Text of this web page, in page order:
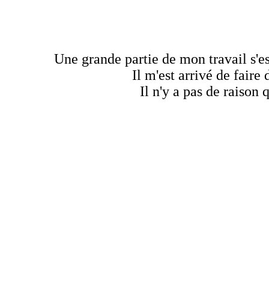
Une grande partie de mon travail
Il m'est arrivé de faire
Il n'y a pas de raison